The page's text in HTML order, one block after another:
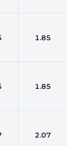
1.85
1.85
2.07